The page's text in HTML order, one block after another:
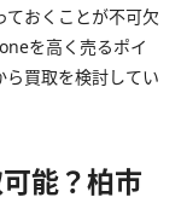
おくことが不可欠
を高く売るポイ
ら買取を検討してい
能？柏市